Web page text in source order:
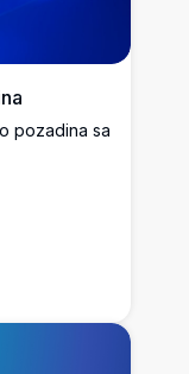
pozadina sa